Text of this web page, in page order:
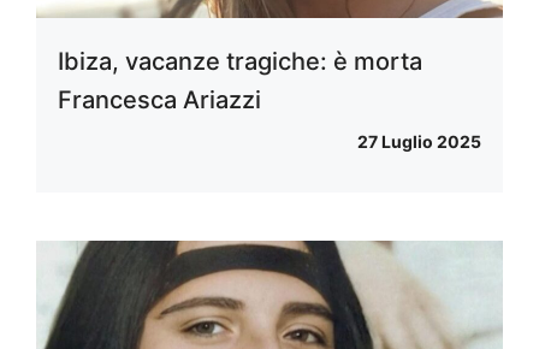
Ibiza, vacanze tragiche: è morta
Francesca Ariazzi
27 Luglio 2025